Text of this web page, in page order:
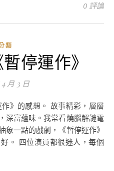
0 評論
類
停運作》
月 3 日
深富蘊味。我常看燒腦解謎電
象一點的戲劇，《暫停運作》
。 四位演員都很迷人，每個